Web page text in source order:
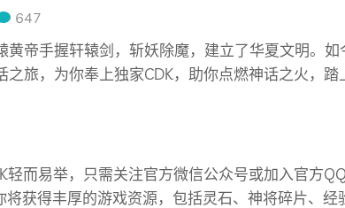
647
黄帝手握轩辕剑，斩妖除魔，建立了华夏文明。如
之旅，为你奉上独家CDK，助你点燃神话之火，踏
轻而易举，只需关注官方微信公众号或加入官方
将获得丰厚的游戏资源，包括灵石、神将碎片、经